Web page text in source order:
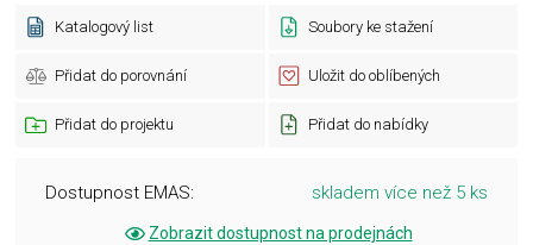
Katalogový list Soubory ke stažení
Přidat do porovnání Uložit do oblíbených
Přidat do projektu Přidat do nabídky
Dostupnost EMAS: skladem více než 5 ks
Zobrazit dostupnost na prodejnách